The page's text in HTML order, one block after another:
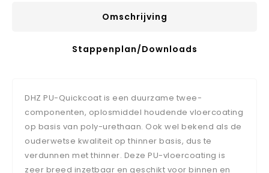
Omschrijving
Stappenplan/downloads
DHZ PU-Quickcoat is een duurzame twee-
componenten, oplosmiddel houdende vloercoating
op basis van poly-urethaan. Ook wel bekend als de
ouderwetse kwaliteit op thinner basis, dus te
verdunnen met thinner. Deze PU-vloercoating is
zeer breed inzetbaar en geschikt voor binnen en